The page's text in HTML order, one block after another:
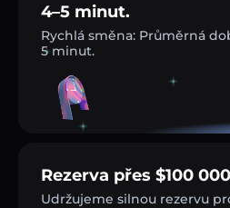
4–5 minut.
Rychlá směna: Průměrná
5 minut.
Rezerva přes $100
Udržujeme silnou rezervu